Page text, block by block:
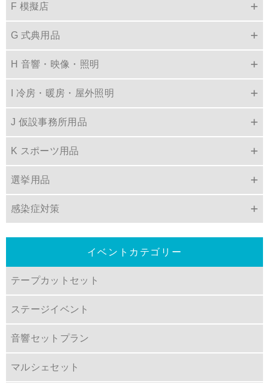
F 模擬店
G 式典用品
H 音響・映像・照明
I 冷房・暖房・屋外照明
J 仮設事務所用品
K スポーツ用品
選挙用品
感染症対策
イベントカテゴリー
テープカットセット
ステージイベント
音響セットプラン
マルシェセット